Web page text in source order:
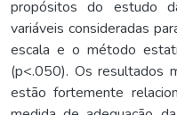
propósitos do estudo
variáveis consideradas
escala e o método
(p<.050). Os resultados
estão fortemente